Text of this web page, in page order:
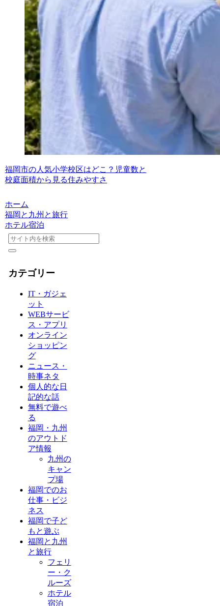
福岡市の人気小学校区はどこ？児童数と
校庭面積から見る住みやすさ
ホーム
福岡と九州と旅行
ホテル宿泊
カテゴリー
IT・ガジェ
ット
WEBサービ
ス・アプリ
オンライン
ショッピン
グ
ニュース・
時事ネタ
個人的な日
記的な話
無料で遊べ
る
福岡・九州
のアウトド
ア情報
九州の
キャン
プ場
福岡でのお
仕事・ビジ
ネス
福岡で子ど
もと遊ぶ
福岡と九州
と旅行
フェリ
ー・ク
ルーズ
ホテル
宿泊